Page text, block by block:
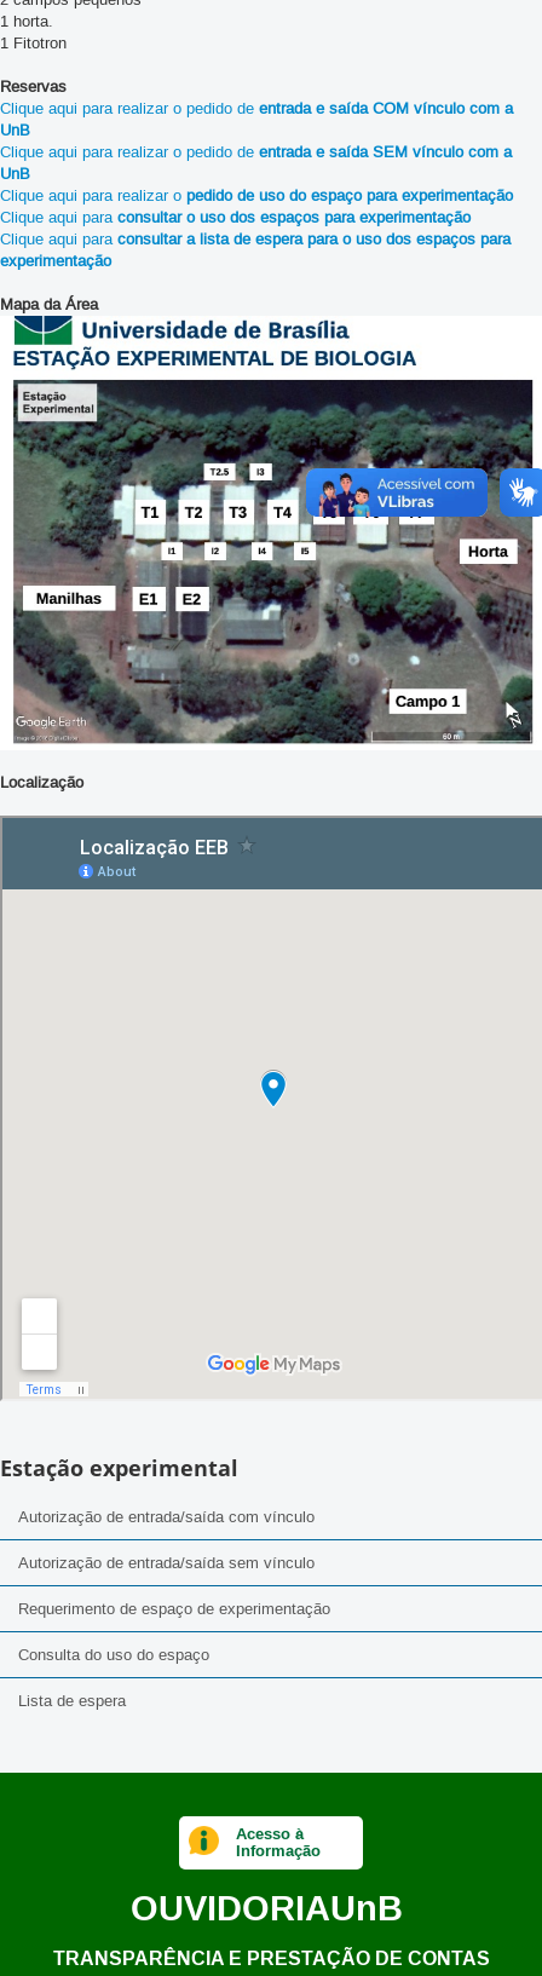
1 horta.
1 Fitotron
Reservas
Clique aqui para realizar o pedido de entrada e saída COM vínculo com a
UnB
Clique aqui para realizar o pedido de entrada e saída SEM vínculo com a
UnB
Clique aqui para realizar o pedido de uso do espaço para experimentação
Clique aqui paraconsultar o uso dos espaços para experimentação
Clique aqui paraconsultar a lista de espera para o uso dos espaços para
experimentação
Mapa da Área
Localização
Estação experimental
Autorização de entrada/saída com vínculo
Autorização de entrada/saída sem vínculo
Requerimento de espaço de experimentação
Consulta do uso do espaço
Lista de espera
Acesso à
Informação
OUVIDORIAUnB
TRANSPARÊNCIA E PRESTAÇÃO DE CONTAS